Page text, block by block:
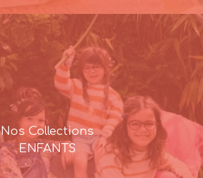
Nos Collections
ENFANTS